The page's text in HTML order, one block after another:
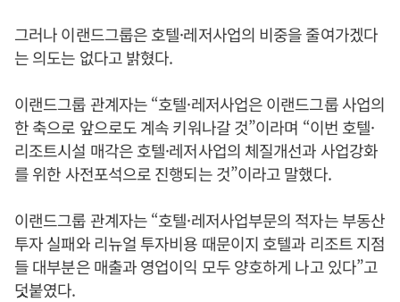
그러나 이랜드그룹은 호텔·레저사업의 비중을 줄여가겠다
는 의도는 없다고 밝혔다.
이랜드그룹 관계자는 “호텔·레저사업은 이랜드그룹 사업의
한 축으로 앞으로도 계속 키워나갈 것”이라며 “이번 호텔·
리조트시설 매각은 호텔·레저사업의 체질개선과 사업강화
를 위한 사전포석으로 진행되는 것”이라고 말했다.
이랜드그룹 관계자는 “호텔·레저사업부문의 적자는 부동산
투자 실패와 리뉴얼 투자비용 때문이지 호텔과 리조트 지점
들 대부분은 매출과 영업이익 모두 양호하게 나고 있다”고
덧붙였다.